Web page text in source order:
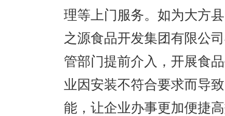
理等上门服务。如为大方
之源食品开发集团有限公
管部门提前介入，开展食
业因安装不符合要求而导
能，让企业办事更加便捷高